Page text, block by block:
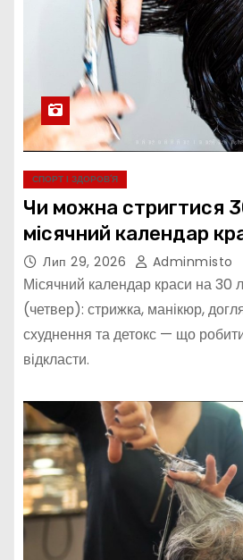
СПОРТ І ЗДОРОВ’Я
Чи можна стригтися
місячний календар
Лип 29, 2026 Adminmisto
Місячний календар краси на 30
(четвер): стрижка, манікюр,
схуднення та детокс — що
відкласти.